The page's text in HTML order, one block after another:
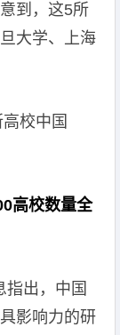
到，这5所
大学、上海
校中国
高校数量全
指出，中国
影响力的研